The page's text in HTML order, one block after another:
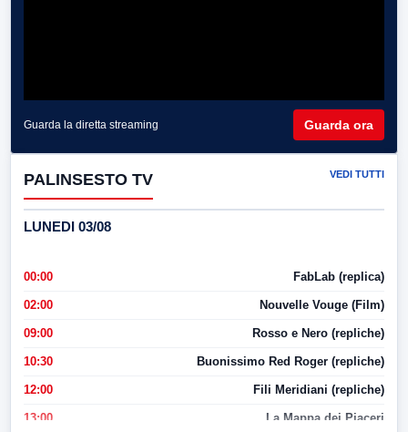
Guarda la diretta streaming Guarda ora
PALINSESTO TV VEDI TUTTI
LUNEDI 03/08
00:00 FabLab (replica)
02:00 Nouvelle Vouge (Film)
09:00 Rosso e Nero (repliche)
10:30 Buonissimo Red Roger (repliche)
12:00 Fili Meridiani (repliche)
13:00 La Mappa dei Piaceri